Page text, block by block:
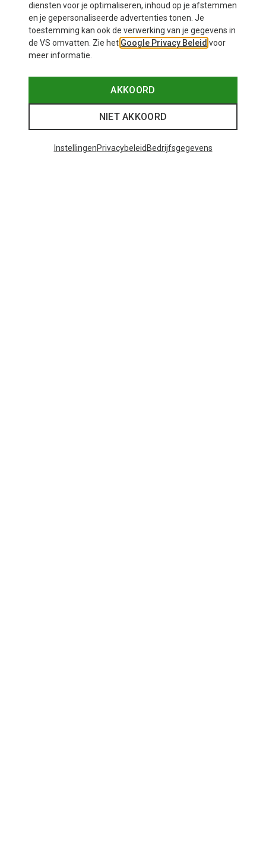
23 van 23 producten bekeken
diensten voor je optimaliseren, inhoud op je afstemmen
en je gepersonaliseerde advertenties tonen. Je
toestemming kan ook de verwerking van je gegevens in
de VS omvatten. Zie het Google Privacy Beleid voor
meer informatie.
AKKOORD
NIET AKKOORD
InstellingenPrivacybeleid Bedrijfsgegevens